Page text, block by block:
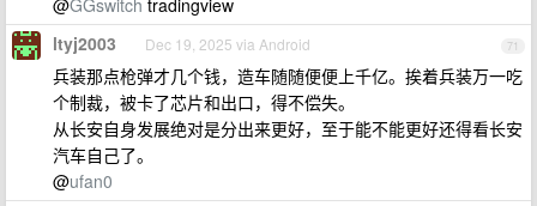
@GGswitch tradingview
71
ltyj2003 Dec 19, 2025 via Android
兵装那点枪弹才几个钱，造车随随便便上千亿。挨着兵装万一吃
个制裁，被卡了芯片和出口，得不偿失。
从长安自身发展绝对是分出来更好，至于能不能更好还得看长安
汽车自己了。
@ufan0